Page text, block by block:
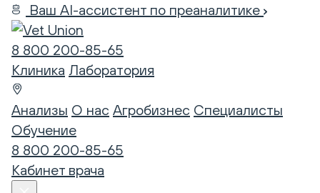
Ваш AI-ассистент по преаналитике
8 800 200-85-65
Клиника Лаборатория
Анализы О нас Агробизнес Специалисты
Обучение
8 800 200-85-65
Кабинет врача